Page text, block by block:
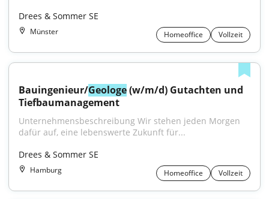
Drees & Sommer SE
Münster Homeoffice Vollzeit
Bauingenieur/Geologe (w/m/d) Gutachten und
Tiefbaumanagement
Unternehmensbeschreibung Wir stehen jeden Morgen
dafür auf, eine lebenswerte Zukunft für...
Drees & Sommer SE
Hamburg Homeoffice Vollzeit